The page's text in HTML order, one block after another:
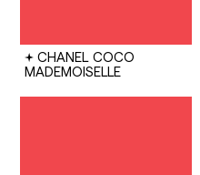
CHANEL COCO
MADEMOISELLE